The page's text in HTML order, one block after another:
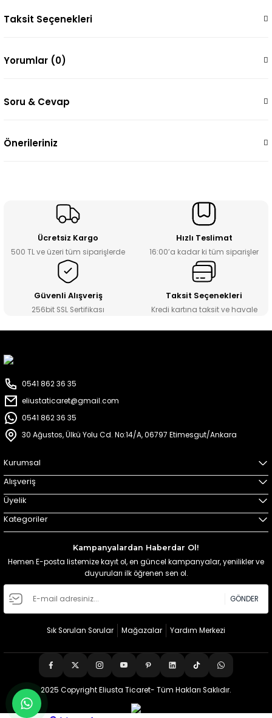
Taksit Seçenekleri
Yorumlar (0)
Soru & Cevap
Önerileriniz
Ücretsiz Kargo
500 TL ve üzeri tüm siparişlerde
Hızlı Teslimat
16:00’a kadar ki tüm siparişler
Güvenli Alışveriş
256bit SSL Sertifikası
Taksit Seçenekleri
Kredi kartına taksit ve havale
0541 862 36 35
eliustaticaret@gmail.com
0541 862 36 35
30 Ağustos, Ülkü Yolu Cd. No:14/A, 06797 Etimesgut/Ankara
Kurumsal
Alışveriş
Üyelik
Kategoriler
Kampanyalardan Haberdar Ol!
Hemen E-posta listemize kayıt ol, en güncel kampanyalar, yenilikler ve
duyuruları ilk öğrenen sen ol.
GÖNDER
Sık Sorulan Sorular Mağazalar Yardım Merkezi
2025 Copyright Eliusta Ticaret- Tüm Hakları Saklıdır.